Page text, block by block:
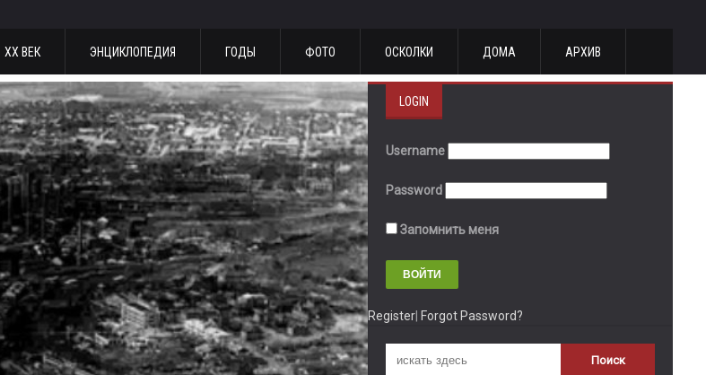
ХХ ВЕК ЭНЦИКЛОПЕДИЯ ГОДЫ ФОТО ОСКОЛКИ ДОМА АРХИВ
LOGIN
Username
Password
Запомнить меня
Register Forgot Password?